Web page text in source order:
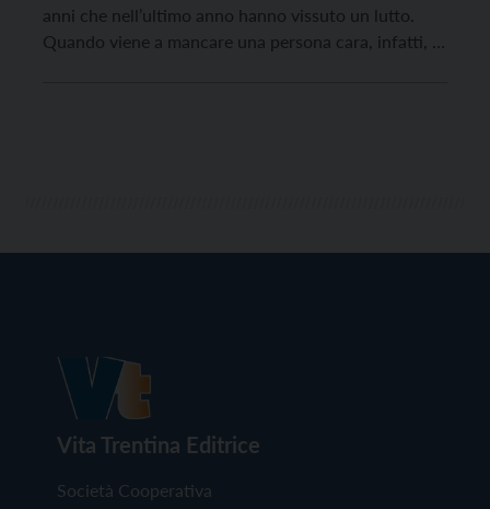
anni che nell’ultimo anno hanno vissuto un lutto.
Quando viene a mancare una persona cara, infatti, ci
Vita Trentina Editrice
Società Cooperativa